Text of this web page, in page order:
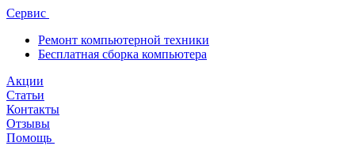
Сервис
Ремонт компьютерной техники
Бесплатная сборка компьютера
Акции
Статьи
Контакты
Отзывы
Помощь